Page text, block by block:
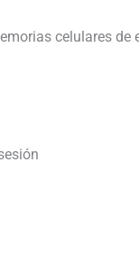
celulares